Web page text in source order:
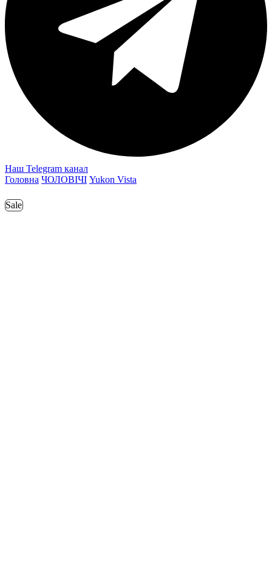
Наш Telegram канал
Головна ЧОЛОВІЧІ Yukon Vista
Sale